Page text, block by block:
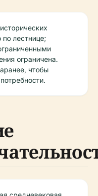
по лестнице;
ограничена.
чтобы